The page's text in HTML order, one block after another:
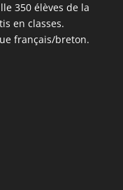
350 élèves de la
en classes.
français/breton.